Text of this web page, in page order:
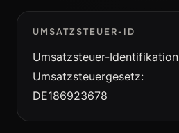
UMSATZSTEUER-ID
Umsatzsteuer-
Umsatzsteuergesetz:
DE186923678